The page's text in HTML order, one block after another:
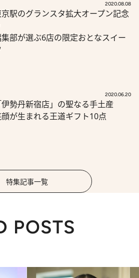
2020.08.08
京駅のグランスタ拡大オープン記念
部が選ぶ6店の限定おとなスイー
2020.06.20
伊勢丹新宿店」の聖なる手土産
が生まれる王道ギフト10点
特集記事一覧
POSTS